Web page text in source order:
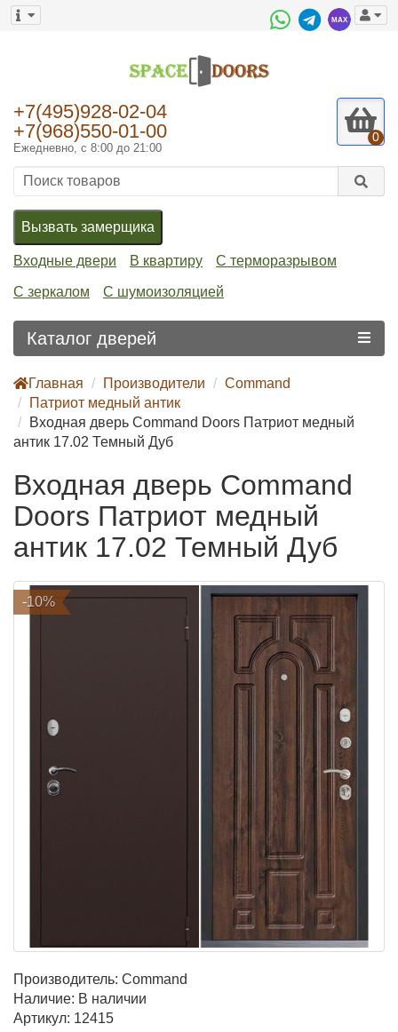
+7(495)928-02-04
+7(968)550-01-00
Ежедневно, с 8:00 до 21:00
0
Вызвать замерщика
Входные двери В квартиру С терморазрывом
С зеркалом С шумоизоляцией
Каталог дверей
Главная Производители
Command
Патриот медный антик
Входная дверь Command Doors Патриот медный
антик 17.02 Темный Дуб
Входная дверь Command
Doors Патриот медный
антик 17.02 Темный Дуб
-10%
Производитель: Command
Наличие: В наличии
Артикул: 12415